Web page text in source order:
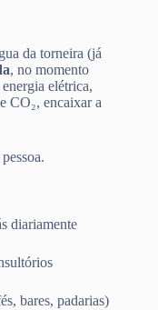
da torneira (já
, no momento
elétrica,
CO₂, encaixar a
diariamente
bares, padarias)